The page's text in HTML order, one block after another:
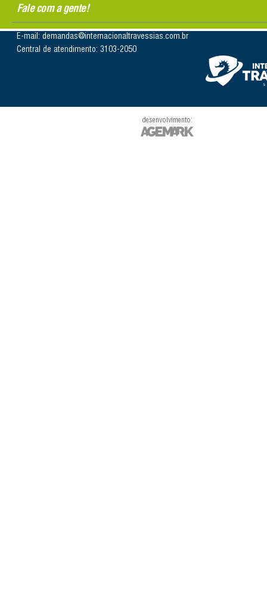
Fale com a gente!
E-mail: demandas@internacionaltravessias.com.br
Central de atendimento: 3103-2050
desenvolvimento: